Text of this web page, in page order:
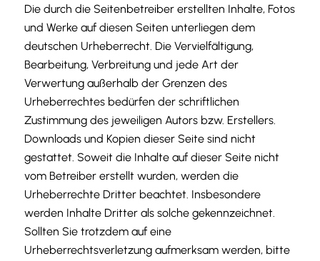
Die durch die Seitenbetreiber erstellten Inhalte, Fotos
und Werke auf diesen Seiten unterliegen dem
deutschen Urheberrecht. Die Vervielfältigung,
Bearbeitung, Verbreitung und jede Art der
Verwertung außerhalb der Grenzen des
Urheberrechtes bedürfen der schriftlichen
Zustimmung des jeweiligen Autors bzw. Erstellers.
Downloads und Kopien dieser Seite sind nicht
gestattet. Soweit die Inhalte auf dieser Seite nicht
vom Betreiber erstellt wurden, werden die
Urheberrechte Dritter beachtet. Insbesondere
werden Inhalte Dritter als solche gekennzeichnet.
Sollten Sie trotzdem auf eine
Urheberrechtsverletzung aufmerksam werden, bitte